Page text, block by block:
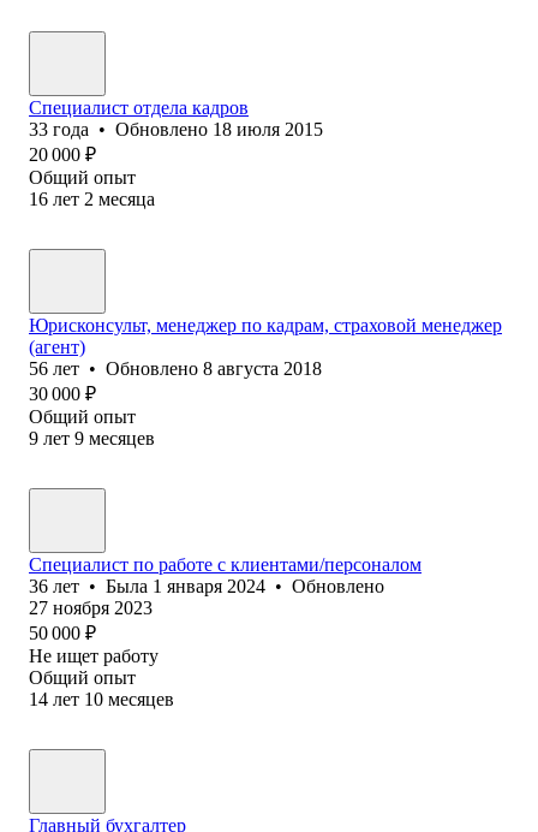
Специалист отдела кадров
33 года • Обновлено 18 июля 2015
20 000 ₽
Общий опыт
16 лет 2 месяца
Юрисконсульт, менеджер по кадрам, страховой менеджер
(агент)
56 лет • Обновлено 8 августа 2018
30 000 ₽
Общий опыт
9 лет 9 месяцев
Специалист по работе с клиентами/персоналом
36 лет • Была 1 января 2024 • Обновлено
27 ноября 2023
50 000 ₽
Не ищет работу
Общий опыт
14 лет 10 месяцев
Главный бухгалтер